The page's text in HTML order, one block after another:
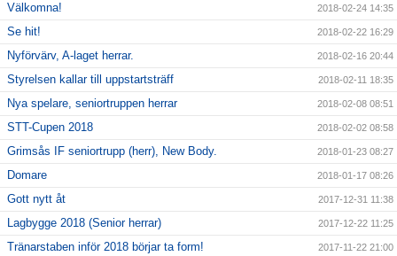
Välkomna! 2018-02-24 14:35
Se hit! 2018-02-22 16:29
Nyförvärv, A-laget herrar. 2018-02-16 20:44
Styrelsen kallar till uppstartsträff 2018-02-11 18:35
Nya spelare, seniortruppen herrar 2018-02-08 08:51
STT-Cupen 2018 2018-02-02 08:58
Grimsås IF seniortrupp (herr), New Body. 2018-01-23 08:27
Domare 2018-01-17 08:26
Gott nytt åt 2017-12-31 11:38
Lagbygge 2018 (Senior herrar) 2017-12-22 11:25
Tränarstaben inför 2018 börjar ta form! 2017-11-22 21:00